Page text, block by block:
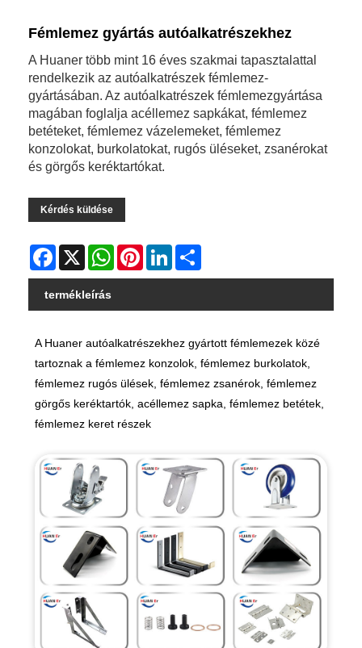
Fémlemez gyártás autóalkatrészekhez
A Huaner több mint 16 éves szakmai tapasztalattal
rendelkezik az autóalkatrészek fémlemez-
gyártásában. Az autóalkatrészek fémlemezgyártása
magában foglalja acéllemez sapkákat, fémlemez
betéteket, fémlemez vázelemeket, fémlemez
konzolokat, burkolatokat, rugós üléseket, zsanérokat
és görgős keréktartókat.
Kérdés küldése
Facebook
X WhatsAppPinterestLinkedIn
termékleírás
A Huaner autóalkatrészekhez gyártott fémlemezek közé
tartoznak a fémlemez konzolok, fémlemez burkolatok,
fémlemez rugós ülések, fémlemez zsanérok, fémlemez
görgős keréktartók, acéllemez sapka, fémlemez betétek,
fémlemez keret részek